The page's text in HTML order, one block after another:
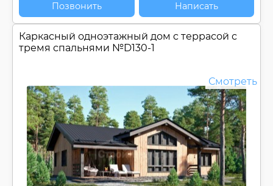
Позвонить Написать
Каркасный одноэтажный дом c террасой с
тремя спальнями №D130-1
Смотреть